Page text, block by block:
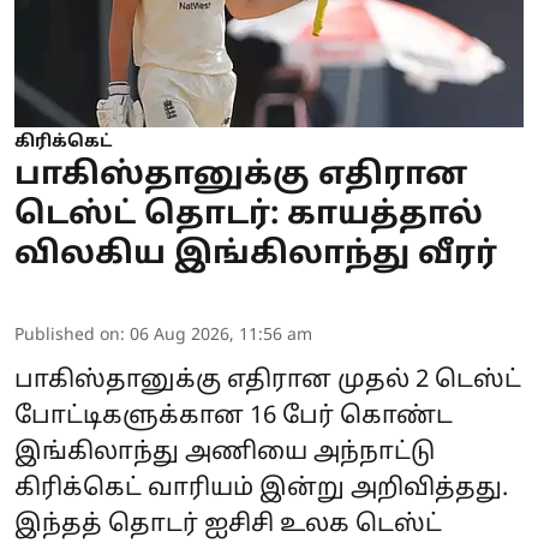
கிரிக்கெட்
பாகிஸ்தானுக்கு எதிரான
டெஸ்ட் தொடர்: காயத்தால்
விலகிய இங்கிலாந்து வீரர்
Published on: 06 Aug 2026, 11:56 am
பாகிஸ்தானுக்கு எதிரான முதல் 2 டெஸ்ட்
போட்டிகளுக்கான 16 பேர் கொண்ட
இங்கிலாந்து அணியை அந்நாட்டு
கிரிக்கெட் வாரியம் இன்று அறிவித்தது.
இந்தத் தொடர் ஐசிசி உலக டெஸ்ட்